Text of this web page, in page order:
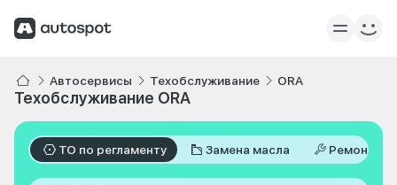
Автосервисы Техобслуживание ORA
Техобслуживание ORA
ТО по регламенту Замена масла Ремонт